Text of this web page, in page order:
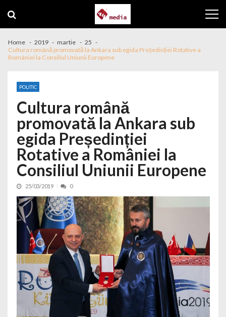
Home 2019 martie
25
Cultura română promovată la Ankara sub egida Președinției Rotative a
României la Consiliul Uniunii Europene
POLITIC
Cultura română
promovată la Ankara sub
egida Președinției
Rotative a României la
Consiliul Uniunii Europene
25/03/2019 0